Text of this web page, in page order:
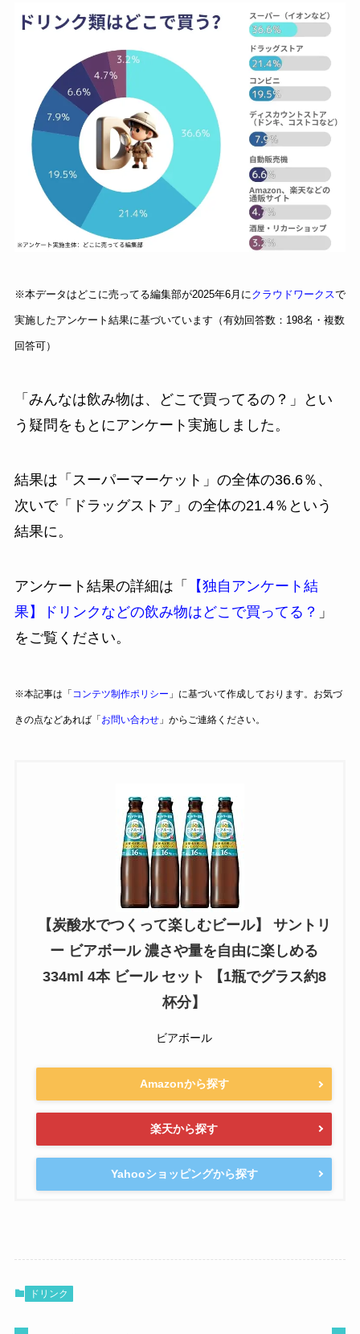
※本データはどこに売ってる編集部が2025年6月にクラウドワークスで
実施したアンケート結果に基づいています（有効回答数：198名・複数
回答可）
「みんなは飲み物は、どこで買ってるの？」とい
う疑問をもとにアンケート実施しました。
結果は「スーパーマーケット」の全体の36.6％、
次いで「ドラッグストア」の全体の21.4％という
結果に。
アンケート結果の詳細は「
【独自アンケート結
果】ドリンクなどの飲み物はどこで買ってる？ 」
をご覧ください。
※本記事は「 コンテツ制作ポリシー 」に基づいて作成しております。お気づ
きの点などあれば「お問い合わせ」からご連絡ください。
【炭酸水でつくって楽しむビール】 サントリ
ー ビアボール 濃さや量を自由に楽しめる
334ml 4本 ビール セット 【1瓶でグラス約8
杯分】
ビアボール
Amazonから探す
楽天から探す
Yahooショッピングから探す
ドリンク